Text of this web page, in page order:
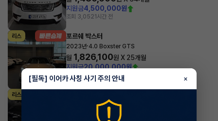
지원금4,500,000원
조회 3,0521시간 전
리스 포르쉐 박스터
2023년·4.0 Boxster GTS
월 1,826,100원 X 25개월
지원금20,000,000원
조회 1,3711시간 전
리스
xDrive60 M Sport
2,559,228 원 X
[필독] 이어카 사칭 사기 주의 안내 ×